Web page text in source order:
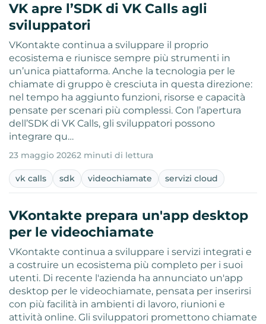
VK apre l’SDK di VK Calls agli
sviluppatori
VKontakte continua a sviluppare il proprio
ecosistema e riunisce sempre più strumenti in
un’unica piattaforma. Anche la tecnologia per le
chiamate di gruppo è cresciuta in questa direzione:
nel tempo ha aggiunto funzioni, risorse e capacità
pensate per scenari più complessi. Con l’apertura
dell’SDK di VK Calls, gli sviluppatori possono
integrare qu…
23 maggio 20262 minuti di lettura
vk calls sdk videochiamate servizi cloud
VKontakte prepara un'app desktop
per le videochiamate
VKontakte continua a sviluppare i servizi integrati e
a costruire un ecosistema più completo per i suoi
utenti. Di recente l'azienda ha annunciato un'app
desktop per le videochiamate, pensata per inserirsi
con più facilità in ambienti di lavoro, riunioni e
attività online. Gli sviluppatori promettono chiamate